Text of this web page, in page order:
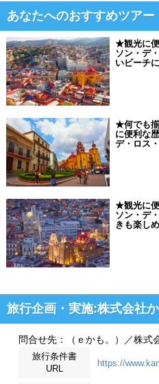
あなたへのおすすめツアー
★観光に便
ソン・デ
いビーチ
★何でも
に便利な
デ・ロス
★観光に便
ソン・デ
きも楽し
旅行企画・実施:株式会社
問合せ先：（ｅかも。）／株式
旅行条件書
URL
https://